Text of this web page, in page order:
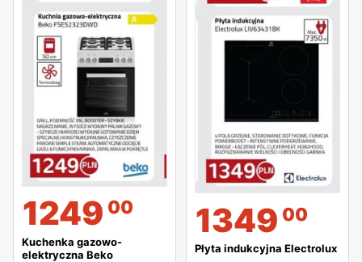
1249 00
Kuchenka gazowo-
elektryczna Beko
1349 00
Płyta indukcyjna Electrolux